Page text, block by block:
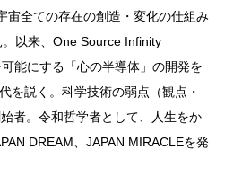
宙全ての存在の創造・変化の仕組み
以来、One Source Infinity
能にする「心の半導体」の開発を
を説く。科学技術の弱点（観点・
者。令和哲学者として、人生をか
DREAM、JAPAN MIRACLEを発